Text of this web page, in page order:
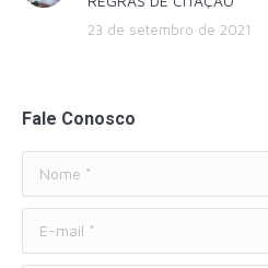
23 de setembro de 2021
Fale Conosco